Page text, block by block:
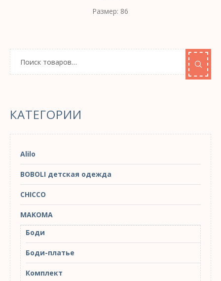
Размер: 86
КАТЕГОРИИ
Alilo
BOBOLI детская одежда
CHICCO
MAKOMA
Боди
Боди-платье
Комплект